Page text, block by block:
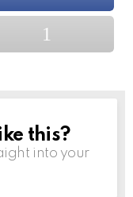
this?
into your